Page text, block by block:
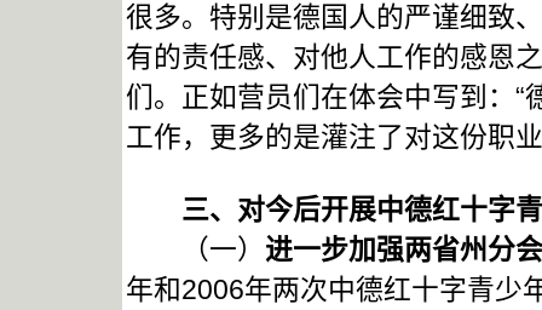
很多。特别是德国人的严谨细致
有的责任感、对他人工作的感恩
们。正如营员们在体会中写到：
工作，更多的是灌注了对这份职
三、对今后开展中德红十字
（一） 进一步加强两省州分
年和2006年两次中德红十字青少